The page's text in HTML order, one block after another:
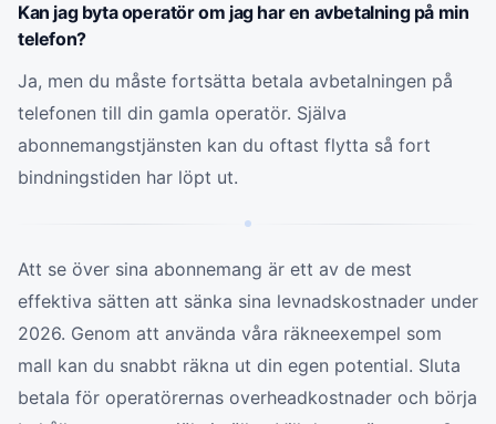
Kan jag byta operatör om jag har en avbetalning på min
telefon?
Ja, men du måste fortsätta betala avbetalningen på
telefonen till din gamla operatör. Själva
abonnemangstjänsten kan du oftast flytta så fort
bindningstiden har löpt ut.
Att se över sina abonnemang är ett av de mest
effektiva sätten att sänka sina levnadskostnader under
2026. Genom att använda våra räkneexempel som
mall kan du snabbt räkna ut din egen potential. Sluta
betala för operatörernas overheadkostnader och börja